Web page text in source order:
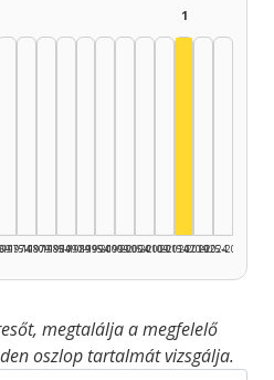
1975–1979
1980–1984
1985–1989
1990–1994
1995–1999
2000–2004
2005–2009
2010–2014
1
2015–2019
2020–2024
2025–2026
megtalálja a megfelelő
oszlop tartalmát vizsgálja.